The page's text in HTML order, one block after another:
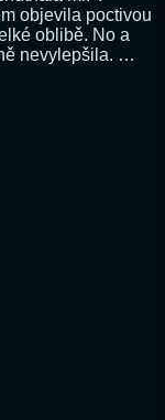
objevila poctivou
oblibě. No a
nevylepšila. …